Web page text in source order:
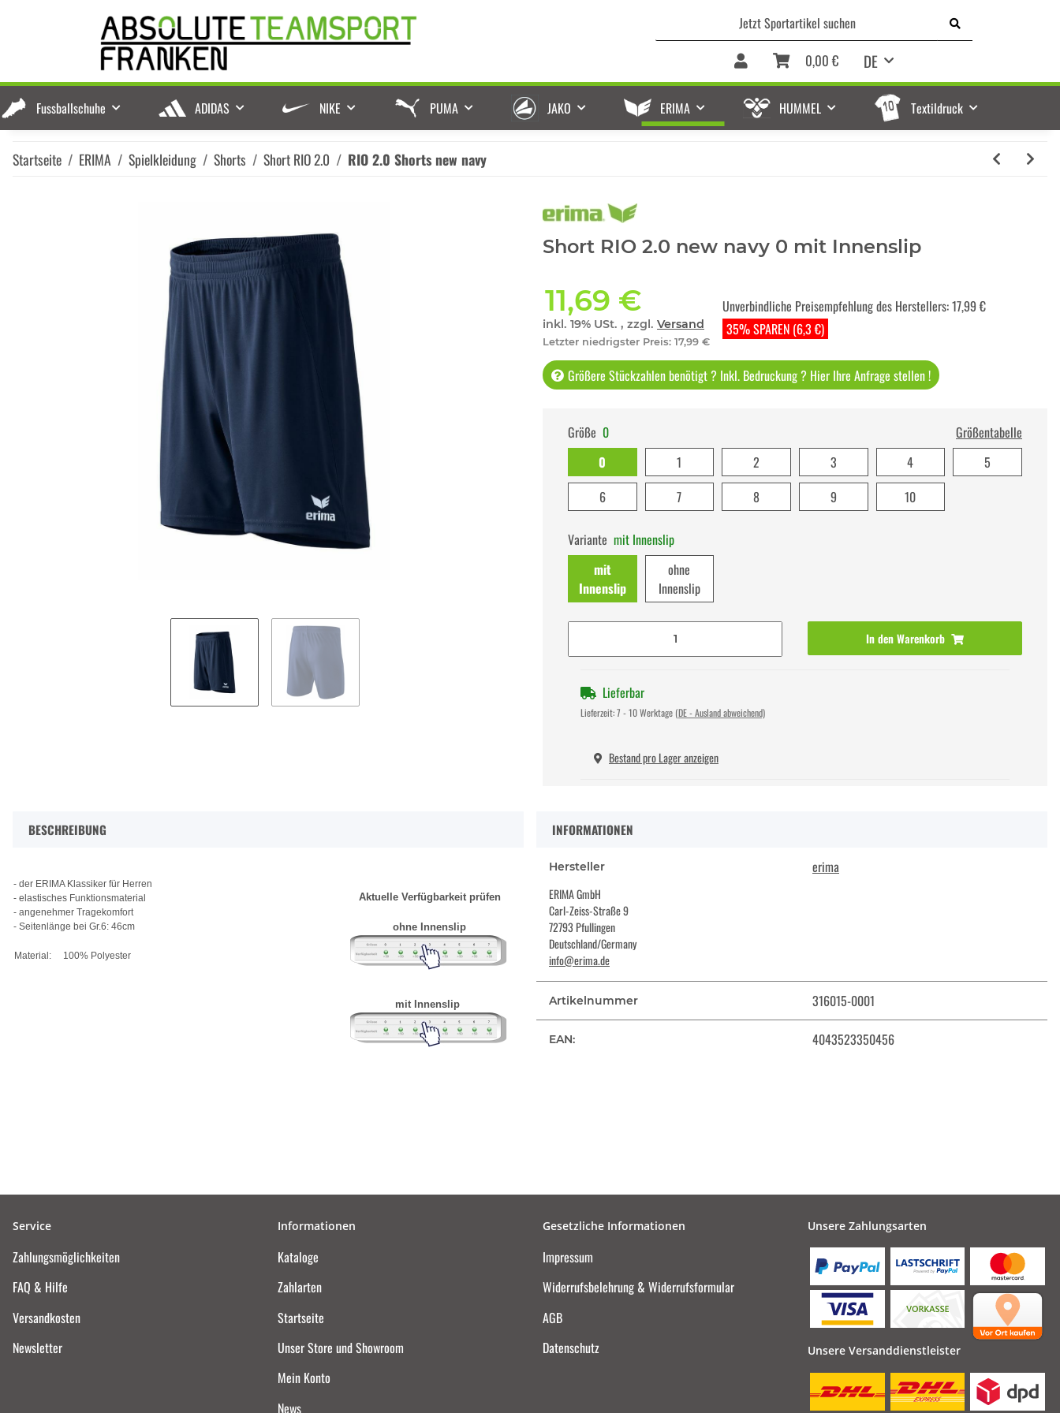
DE
0,00 €
Fussballschuhe ADIDAS NIKE PUMA JAKO ERIMA HUMMEL Textildruck
Startseite ERIMA Spielkleidung Shorts Short RIO 2.0 RIO 2.0 Shorts new navy
Short RIO 2.0 new navy 0 mit Innenslip
11,69 €
inkl. 19% USt. , zzgl. Versand
Letzter niedrigster Preis: 17,99 €
35% SPAREN (6,3 €)
Unverbindliche Preisempfehlung des Herstellers:17,99 €
Größere Stückzahlen benötigt ? Inkl. Bedruckung ? Hier Ihre Anfrage stellen !
Größe 0
Größentabelle
0
1 2 3 4
5
6
7 8 9 10
Variante mit Innenslip
mit
Innenslip
ohne
Innenslip
In den Warenkorb
Lieferbar
Lieferzeit:7 - 10 Werktage (DE - Ausland abweichend)
Bestand pro Lager anzeigen
BESCHREIBUNG
- der ERIMA Klassiker für Herren
- elastisches Funktionsmaterial
- angenehmer Tragekomfort
- Seitenlänge bei Gr.6: 46cm
Material: 100% Polyester
Aktuelle Verfügbarkeit prüfen
ohne Innenslip
mit Innenslip
INFORMATIONEN
Hersteller erima
ERIMA GmbH
Carl-Zeiss-Straße 9
72793 Pfullingen
Deutschland/Germany
info@erima.de
Artikelnummer 316015-0001
EAN: 4043523350456
Service
Zahlungsmöglichkeiten
FAQ & Hilfe
Versandkosten
Newsletter
Informationen
Kataloge
Zahlarten
Startseite
Unser Store und Showroom
Mein Konto
News
Gesetzliche Informationen
Impressum
Widerrufsbelehrung & Widerrufsformular
AGB
Datenschutz
Unsere Zahlungsarten
Unsere Versanddienstleister